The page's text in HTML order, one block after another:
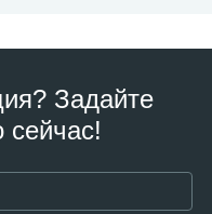
Задайте
сейчас!